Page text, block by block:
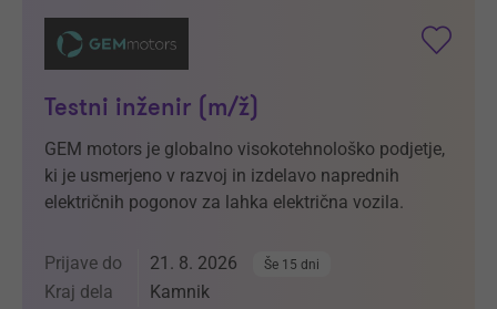
Testni inženir (m/ž)
GEM motors je globalno visokotehnološko podjetje,
ki je usmerjeno v razvoj in izdelavo naprednih
električnih pogonov za lahka električna vozila.
Prijave do 21. 8. 2026 Še 15 dni
Kraj dela Kamnik